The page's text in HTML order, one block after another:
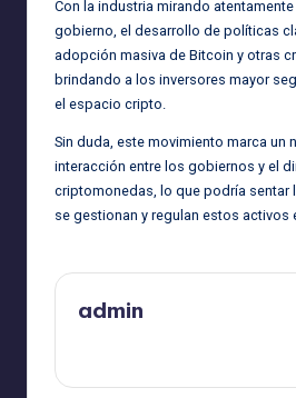
Con la industria mirando
gobierno, el desarrollo de políticas
adopción masiva de Bitcoin y otras
brindando a los inversores mayor
el espacio cripto.
Sin duda, este movimiento marca un
interacción entre los gobiernos y el
criptomonedas, lo que podría sentar
se gestionan y regulan estos activos
admin